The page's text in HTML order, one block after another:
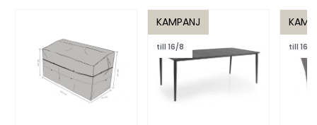
KAMPANJ
till 16/8 till 16/8